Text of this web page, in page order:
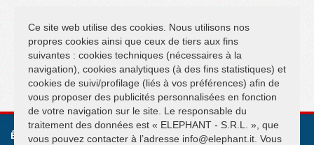
SUIVEZ NOUS SUR
ÉLÉPHANT S.R.L.
Ce site web utilise des cookies. Nous utilisons nos
propres cookies ainsi que ceux de tiers aux fins
suivantes : cookies techniques (nécessaires à la
navigation), cookies analytiques (à des fins statistiques) et
cookies de suivi/profilage (liés à vos préférences) afin de
vous proposer des publicités personnalisées en fonction
de votre navigation sur le site. Le responsable du
traitement des données est « ELEPHANT - S.R.L. », que
vous pouvez contacter à l’adresse info@elephant.it. Vous